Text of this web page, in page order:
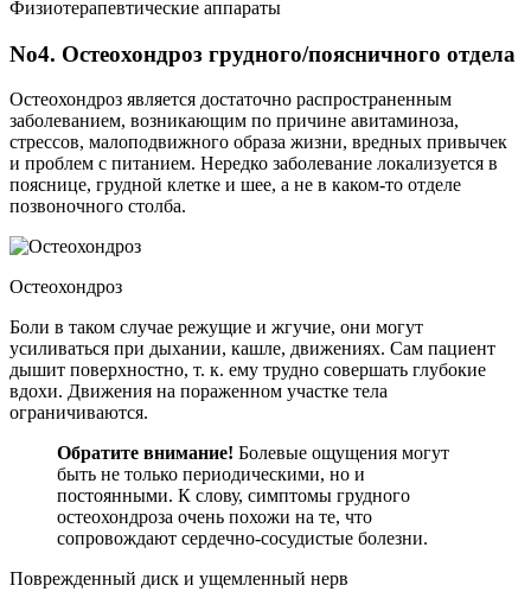
Физиотерапевтические аппараты
No4. Остеохондроз грудного/поясничного отдела
Остеохондроз является достаточно распространенным
заболеванием, возникающим по причине авитаминоза,
стрессов, малоподвижного образа жизни, вредных привычек
и проблем с питанием. Нередко заболевание локализуется в
пояснице, грудной клетке и шее, а не в каком-то отделе
позвоночного столба.
Остеохондроз
Боли в таком случае режущие и жгучие, они могут
усиливаться при дыхании, кашле, движениях. Сам пациент
дышит поверхностно, т. к. ему трудно совершать глубокие
вдохи. Движения на пораженном участке тела
ограничиваются.
Обратите внимание! Болевые ощущения могут
быть не только периодическими, но и
постоянными. К слову, симптомы грудного
остеохондроза очень похожи на те, что
сопровождают сердечно-сосудистые болезни.
Поврежденный диск и ущемленный нерв